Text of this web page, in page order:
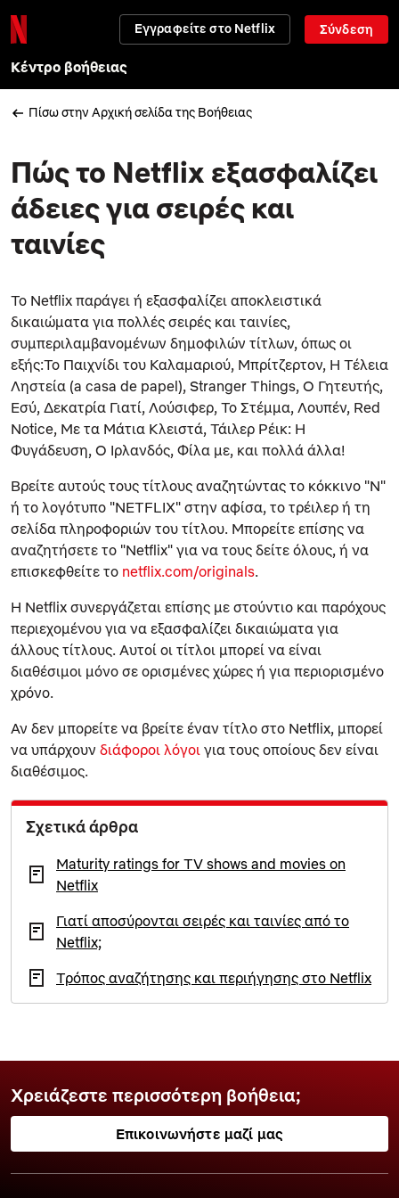
Εγγραφείτε στο Netflix Σύνδεση
Κέντρο βοήθειας
Πίσω στην Αρχική σελίδα της Βοήθειας
Πώς το Netflix εξασφαλίζει
άδειες για σειρές και
ταινίες
Το Netflix παράγει ή εξασφαλίζει αποκλειστικά
δικαιώματα για πολλές σειρές και ταινίες,
συμπεριλαμβανομένων δημοφιλών τίτλων, όπως οι
εξής:Το Παιχνίδι του Καλαμαριού, Μπρίτζερτον, Η Τέλεια
Ληστεία (a casa de papel), Stranger Things, Ο Γητευτής,
Εσύ, Δεκατρία Γιατί, Λούσιφερ, Το Στέμμα, Λουπέν, Red
Notice, Με τα Μάτια Κλειστά, Τάιλερ Ρέικ: Η
Φυγάδευση, Ο Ιρλανδός, Φίλα με, και πολλά άλλα!
Βρείτε αυτούς τους τίτλους αναζητώντας το κόκκινο "N"
ή το λογότυπο "NETFLIX" στην αφίσα, το τρέιλερ ή τη
σελίδα πληροφοριών του τίτλου. Μπορείτε επίσης να
αναζητήσετε το "Netflix" για να τους δείτε όλους, ή να
επισκεφθείτε το netflix.com/originals.
Η Netflix συνεργάζεται επίσης με στούντιο και παρόχους
περιεχομένου για να εξασφαλίζει δικαιώματα για
άλλους τίτλους. Αυτοί οι τίτλοι μπορεί να είναι
διαθέσιμοι μόνο σε ορισμένες χώρες ή για περιορισμένο
χρόνο.
Αν δεν μπορείτε να βρείτε έναν τίτλο στο Netflix, μπορεί
να υπάρχουν διάφοροι λόγοι για τους οποίους δεν είναι
διαθέσιμος.
Σχετικά άρθρα
Maturity ratings for TV shows and movies on
Netflix
Γιατί αποσύρονται σειρές και ταινίες από το
Netflix;
Τρόπος αναζήτησης και περιήγησης στο Netflix
Χρειάζεστε περισσότερη βοήθεια;
Επικοινωνήστε μαζί μας